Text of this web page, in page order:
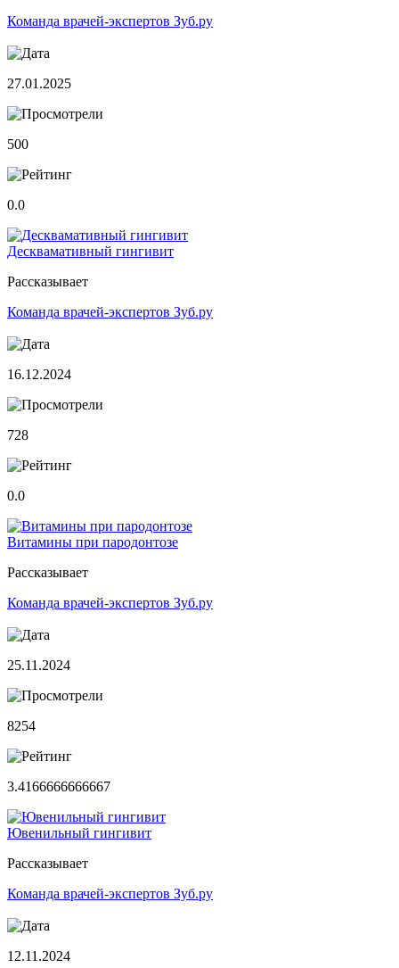
Команда врачей-экспертов Зуб.ру
27.01.2025
500
0.0
Десквамативный гингивит
Рассказывает
Команда врачей-экспертов Зуб.ру
16.12.2024
728
0.0
Витамины при пародонтозе
Рассказывает
Команда врачей-экспертов Зуб.ру
25.11.2024
8254
3.4166666666667
Ювенильный гингивит
Рассказывает
Команда врачей-экспертов Зуб.ру
12.11.2024